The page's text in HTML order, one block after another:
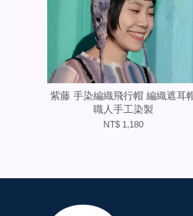
紫藤 手染編織飛行帽 編織遮耳
職人手工染製
NT$ 1,180